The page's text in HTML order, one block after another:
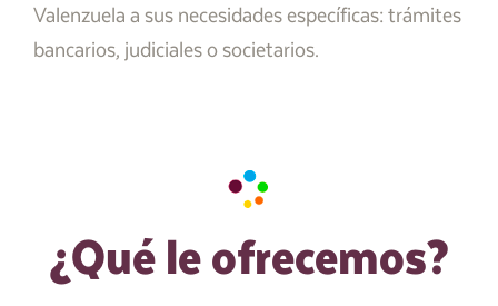
Valenzuela a sus necesidades específicas: trámites
bancarios, judiciales o societarios.
¿Qué le ofrecemos?